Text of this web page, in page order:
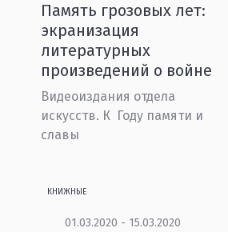
Память грозовых лет:
экранизация
литературных
произведений о войне
Видеоиздания отдела
искусств. К Году памяти и
славы
КНИЖНЫЕ
01.03.2020 - 15.03.2020